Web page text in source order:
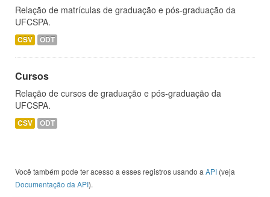
Relação de matrículas de graduação e pós-graduação da
UFCSPA.
CSV ODT
Cursos
Relação de cursos de graduação e pós-graduação da
UFCSPA.
CSV ODT
Você também pode ter acesso a esses registros usando a API (veja
Documentação da API).